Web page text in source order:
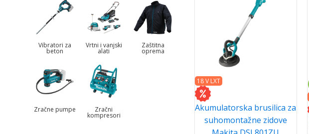
Vibratori za
beton
Vrtni i vanjski
alati
Zaštitna
oprema
Zračne pumpe Zračni
kompresori
18 V LXT
Akumulatorska brusilica za
suhomontažne zidove